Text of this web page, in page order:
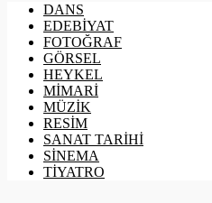
DANS
EDEBİYAT
FOTOĞRAF
GÖRSEL
HEYKEL
MİMARİ
MÜZİK
RESİM
SANAT TARİHİ
SİNEMA
TİYATRO